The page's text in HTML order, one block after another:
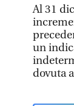
Al 31
un
dovuta